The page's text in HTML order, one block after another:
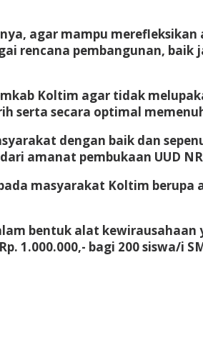
agar mampu
rencana pembangunan, baik
Koltim agar tidak
serta secara optimal
dengan baik dan
amanat pembukaan UUD
masyarakat Koltim
bentuk alat
bagi 200 siswa/i